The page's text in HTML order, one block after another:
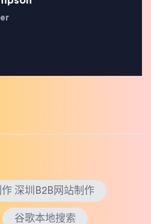
深圳B2B网站制作
谷歌本地搜索